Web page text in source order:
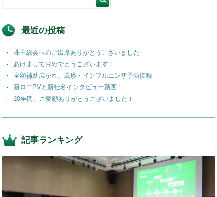
最近の投稿
株主総会へのご出席ありがとうございました
あけましておめでとうございます！
全額補助広がれ、風疹・インフルエンザ予防接種
新ロゴPVと新社名インタビュー動画！
20年間、ご愛顧ありがとうございました！
記事ランキング